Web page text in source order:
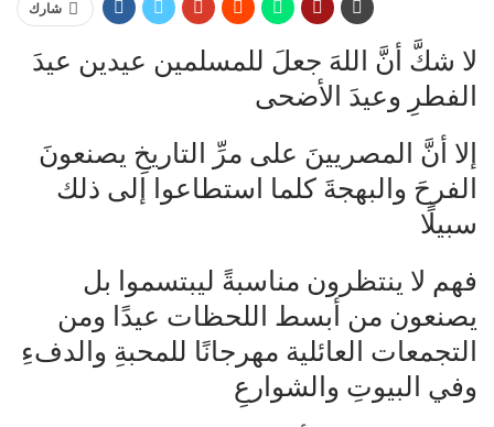
شارك
لا شكَّ أنَّ اللهَ جعلَ للمسلمين عيدين عيدَ
الفطرِ وعيدَ الأضحى
إلا أنَّ المصريينَ على مرِّ التاريخِ يصنعونَ
الفرحَ والبهجةَ كلما استطاعوا إلى ذلك
سبيلًا
فهم لا ينتظرون مناسبةً ليبتسموا بل
يصنعون من أبسط اللحظات عيدًا ومن
التجمعات العائلية مهرجانًا للمحبةِ والدفءِ
وفي البيوتِ والشوارعِ